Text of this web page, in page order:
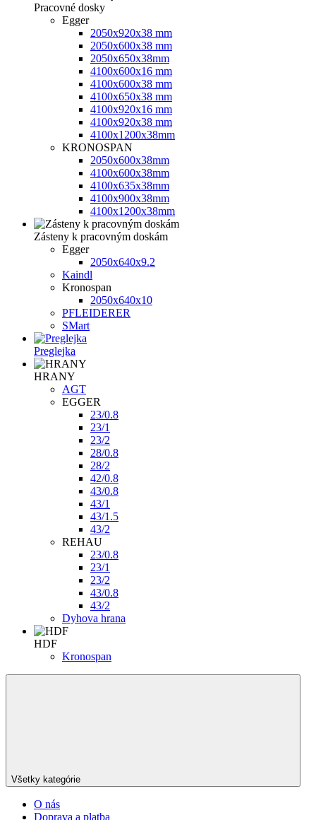
Pracovné dosky
Egger
2050x920x38 mm
2050х600х38 mm
2050х650х38mm
4100x600x16 mm
4100x600x38 mm
4100x650x38 mm
4100x920x16 mm
4100x920x38 mm
4100х1200х38mm
KRONOSPAN
2050x600x38mm
4100x600x38mm
4100x635x38mm
4100x900x38mm
4100х1200х38mm
Zásteny k pracovným doskám
Egger
2050x640x9.2
Kaindl
Kronospan
2050x640x10
PFLEIDERER
SMart
Preglejka
HRANY
AGT
EGGER
23/0.8
23/1
23/2
28/0.8
28/2
42/0.8
43/0.8
43/1
43/1.5
43/2
REHAU
23/0.8
23/1
23/2
43/0.8
43/2
Dyhova hrana
HDF
Kronospan
Všetky kategórie
O nás
Doprava a platba